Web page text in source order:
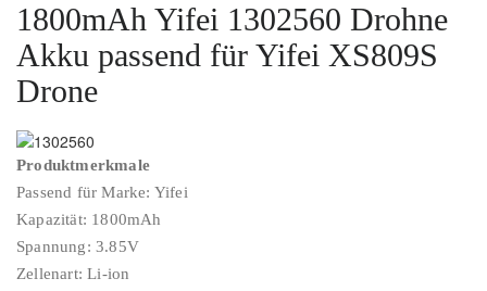
1800mAh Yifei 1302560 Drohne
Akku passend für Yifei XS809S
Drone
Produktmerkmale
Passend für Marke: Yifei
Kapazität: 1800mAh
Spannung: 3.85V
Zellenart: Li-ion